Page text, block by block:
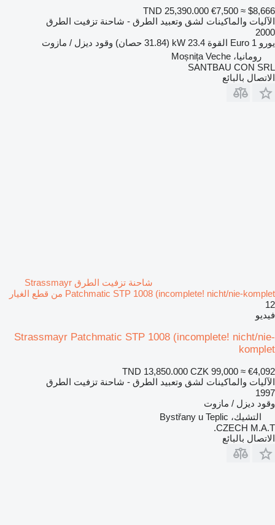
TND 25,390.000 €7,500 ≈ $8,666
الآليات والماكينات لشق وتعبيد الطرق - شاحنة تزفيت الطرق
2000
يورو Euro 1 القوة 23.4 kW (31.84 حصان) وقود ديزل / مازوت
رومانيا، Moșnița Veche
SANTBAU CON SRL
الاتصال بالبائع
شاحنة تزفيت الطرق Strassmayr
Patchmatic STP 1008 (incomplete! nicht/nie-komplet من قطع الغيار
12
فيديو
Strassmayr Patchmatic STP 1008 (incomplete! nicht/nie-
komplet
TND 13,850.000 CZK 99,000 ≈ €4,092
الآليات والماكينات لشق وتعبيد الطرق - شاحنة تزفيت الطرق
1997
وقود ديزل / مازوت
التشيك، Bystřany u Teplic
CZECH M.A.T.
الاتصال بالبائع